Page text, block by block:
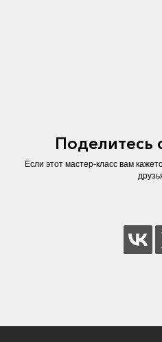
Поделитесь
Если этот мастер-класс вам